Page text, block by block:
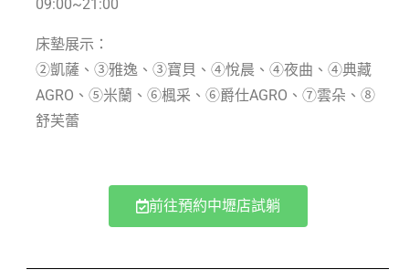
09:00~21:00
床墊展示：
②凱薩、③雅逸、③寶貝、④悅晨、④夜曲、④典藏
AGRO、⑤米蘭、⑥楓采、⑥爵仕AGRO、⑦雲朵、⑧
舒芙蕾
前往預約中壢店試躺